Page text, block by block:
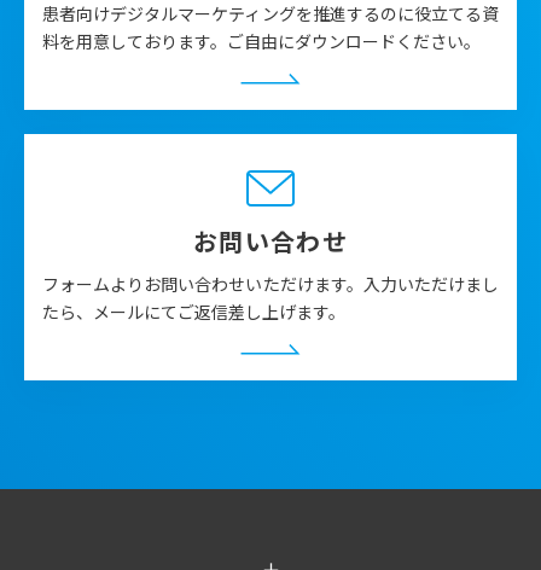
患者向けデジタルマーケティングを推進するのに役立てる資
料を用意しております。ご自由にダウンロードください。
お問い合わせ
フォームよりお問い合わせいただけます。入力いただけまし
たら、メールにてご返信差し上げます。